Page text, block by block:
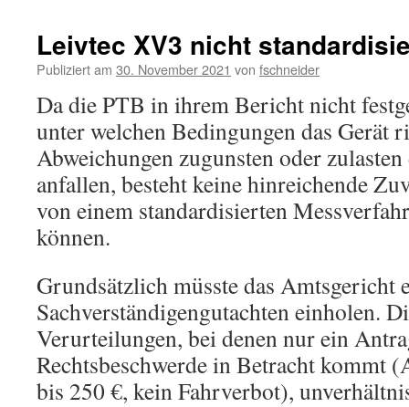
Leivtec XV3 nicht
Publiziert am 30. November 2021 von fschneider
Da die PTB in ihrem Bericht nicht
unter welchen Bedingungen das Gerät
Abweichungen zugunsten oder
anfallen, besteht keine hinreichende
von einem standardisierten
können.
Grundsätzlich müsste das Amtsgericht
Sachverständigengutachten einholen.
Verurteilungen, bei denen nur ein
Rechtsbeschwerde in Betracht kommt
bis 250 €, kein Fahrverbot),